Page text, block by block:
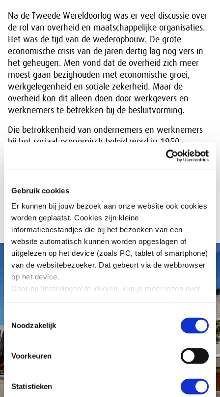
Gebruik cookies
Er kunnen bij jouw bezoek aan onze website ook cookies
worden geplaatst. Cookies zijn kleine
informatiebestandjes die bij het bezoeken van een
website automatisch kunnen worden opgeslagen of
uitgelezen op het device (zoals PC, tablet of smartphone)
van de websitebezoeker. Dat gebeurt via de webbrowser
op het device.
Door op ‘Instellingen’ te klikken, kun je meer lezen over
alle cookies zoals omschreven in onze cookieverklaring
in deze cookiebanner. Door op ‘Alleen noodzakelijke
noodzakelijke cookies.
lezen in onze
Noodzakelijk
Voorkeuren
Statistieken
Na de Tweede Wereldoorlog was er veel discussie over
de rol van overheid en maatschappelijke organisaties.
Het was de tijd van de wederopbouw. De grote
economische crisis van de jaren dertig lag nog vers in
het geheugen. Men vond dat de overheid zich meer
moest gaan bezighouden met economische groei,
werkgelegenheid en sociale zekerheid. Maar de
overheid kon dit alleen doen door werkgevers en
werknemers te betrekken bij de besluitvorming.
Die betrokkenheid van ondernemers en werknemers
bij het sociaal-economisch beleid werd in 1950
vastgelegd in de Wet op de bedrijfsorganisatie. Deze
Wet op de Sociaal-Economische Raad
opgericht. Via de SER kregen werkgevers en
werknemers een adviserende taak en bestuurlijke
bevoegdheden.